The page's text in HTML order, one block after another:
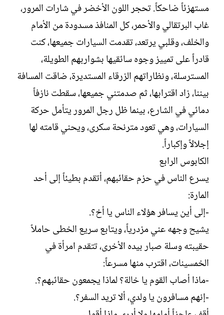
مستهزئاً ضاحكاً. تحجر اللون الأخضر في شارات المرور،
غاب البرتقالي والأحمر، كل المنافذ مسدودة من الأمام
والخلف، وقلبي يرتعد، تقدمت السيارات جميعها، كنت
قادراً على تمييز وجوه سائقيها بشواربهم الطويلة،
المسترسلة، ونظاراتهم الزرقاء المستديرة، ضاقت المسافة
بيننا، زاد اقترابها، ثم صدمتني جميعها، سقطت نازفاً
دمائي في الشارع، بينما ظل رجل المرور يتأمل حركة
السيارات، وهي تعود مترنحة سكرى، ويحني قامته لها
إجلالاً وإكباراً.‏
الكابوس الرابع‏
يسرع الناس في حزم حقائبهم، أتقدم بطيئاً إلى أحد
المارة:‏
-إلى أين يسافر هؤلاء الناس يا أخ؟.‏
يشيح وجهه عني مزدرياً، ويتابع سريع الخطى حاملاً
حقيبته وسلة صبار بيده الأخرى، تتقدم امرأة في
الخمسينات، اقترب منها مسرعاً:‏
-ماذا أصاب القوم يا خالة؟ لماذا يجمعون حقائبهم؟.‏
-إنهم مسافرون يا ولدي، ألا تريد السفر؟.‏